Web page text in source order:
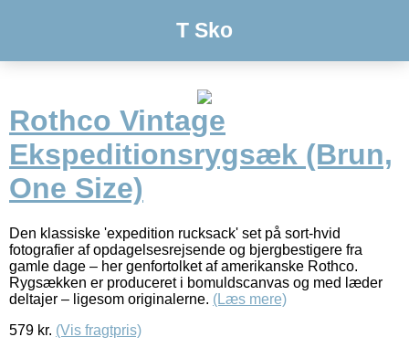
T Sko
Rothco Vintage
Ekspeditionsrygsæk (Brun,
One Size)
Den klassiske 'expedition rucksack' set på sort-hvid
fotografier af opdagelsesrejsende og bjergbestigere fra
gamle dage – her genfortolket af amerikanske Rothco.
Rygsækken er produceret i bomuldscanvas og med læder
deltajer – ligesom originalerne. (Læs mere)
579 kr. (Vis fragtpris)